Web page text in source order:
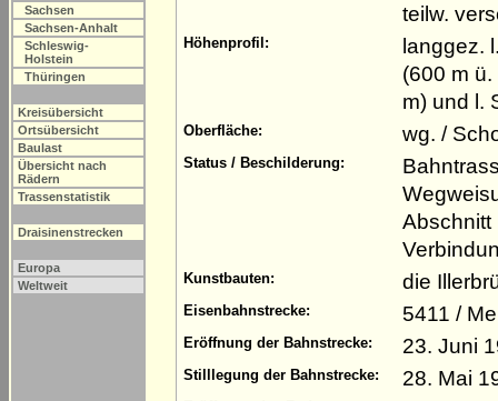
Sachsen
Sachsen-Anhalt
Schleswig-
Holstein
Thüringen
Kreisübersicht
Ortsübersicht
Baulast
Übersicht nach
Rädern
Trassenstatistik
Draisinenstrecken
Europa
Weltweit
teilw.
Höhenprofil:
langgez.
(600 m
m) und l.
Oberfläche: wg. /
Status / Beschilderung:
Abschnitt
Kunstbauten: die
Eisenbahnstrecke: 5411 /
Eröffnung der Bahnstrecke: 23. Juni
Stilllegung der Bahnstrecke: 28. Mai